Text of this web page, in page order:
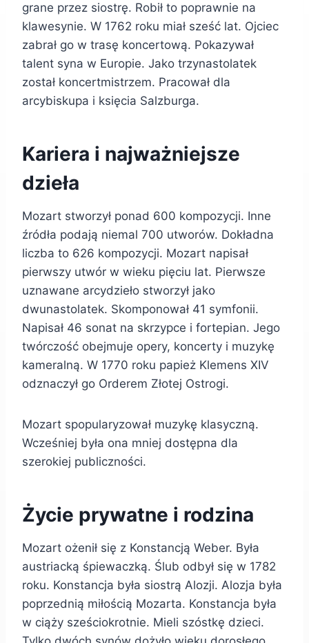
grane przez siostrę. Robił to poprawnie na
klawesynie. W 1762 roku miał sześć lat. Ojciec
zabrał go w trasę koncertową. Pokazywał
talent syna w Europie. Jako trzynastolatek
został koncertmistrzem. Pracował dla
arcybiskupa i księcia Salzburga.
Kariera i najważniejsze
dzieła
Mozart stworzył ponad 600 kompozycji. Inne
źródła podają niemal 700 utworów. Dokładna
liczba to 626 kompozycji. Mozart napisał
pierwszy utwór w wieku pięciu lat. Pierwsze
uznawane arcydzieło stworzył jako
dwunastolatek. Skomponował 41 symfonii.
Napisał 46 sonat na skrzypce i fortepian. Jego
twórczość obejmuje opery, koncerty i muzykę
kameralną. W 1770 roku papież Klemens XIV
odznaczył go Orderem Złotej Ostrogi.
Mozart spopularyzował muzykę klasyczną.
Wcześniej była ona mniej dostępna dla
szerokiej publiczności.
Życie prywatne i rodzina
Mozart ożenił się z Konstancją Weber. Była
austriacką śpiewaczką. Ślub odbył się w 1782
roku. Konstancja była siostrą Alozji. Alozja była
poprzednią miłością Mozarta. Konstancja była
w ciąży sześciokrotnie. Mieli szóstkę dzieci.